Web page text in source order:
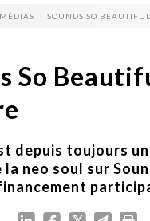
MÉDIAS SOUNDS SO
So
depuis toujours
neo soul sur